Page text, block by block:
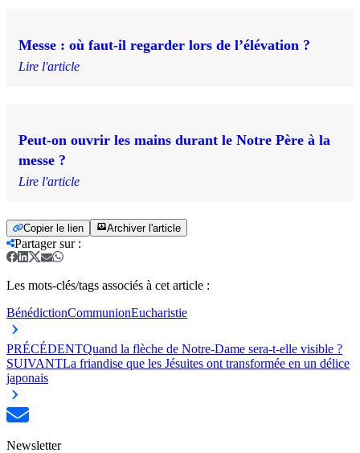
Messe : où faut-il regarder lors de l’élévation ?
Lire l'article
Peut-on ouvrir les mains durant le Notre Père à la
messe ?
Lire l'article
Copier le lien Archiver l'article
Partager sur:
Les mots-clés/tags associés à cet article :
BénédictionCommunionEucharistie
PRÉCÉDENTQuand la flèche de Notre-Dame sera-t-elle visible ?
SUIVANTLa friandise que les Jésuites ont transformée en un délice
japonais
Newsletter